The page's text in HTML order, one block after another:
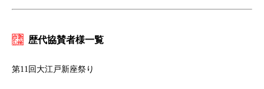
歴代協賛者様一覧
第11回大江戸新座祭り